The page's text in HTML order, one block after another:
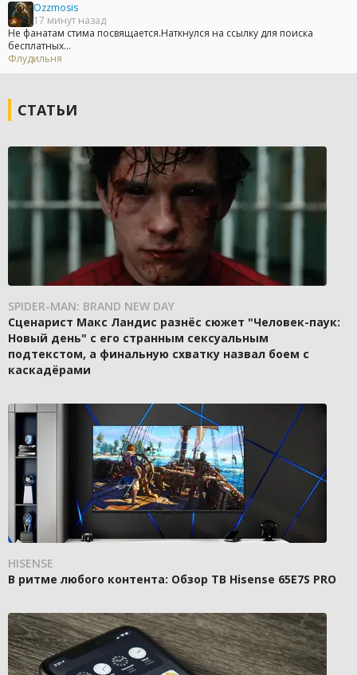
Ozzmosis
17 минут назад
Не фанатам стима посвящается.Наткнулся на ссылку для поиска
бесплатных...
Флудильня
СТАТЬИ
SPIDER-MAN: BRAND NEW DAY
Сценарист Макс Ландис разнёс сюжет "Человек-паук:
Новый день" с его странным сексуальным
подтекстом, а финальную схватку назвал боем с
каскадёрами
HISENSE
В ритме любого контента: Обзор ТВ Hisense 65E7S PRO